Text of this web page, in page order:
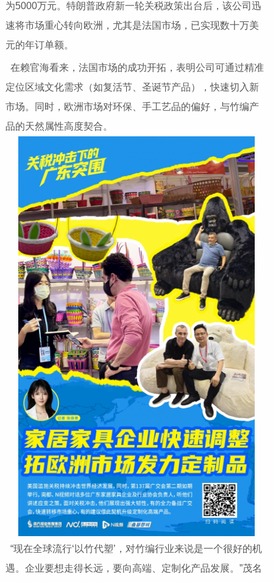
为5000万元。特朗普政府新一轮关税政策出台后，该公司迅
速将市场重心转向欧洲，尤其是法国市场，已实现数十万美
元的年订单额。
在赖官海看来，法国市场的成功开拓，表明公司可通过精准
定位区域文化需求（如复活节、圣诞节产品），快速切入新
市场。同时，欧洲市场对环保、手工艺品的偏好，与竹编产
品的天然属性高度契合。
“现在全球流行‘以竹代塑’，对竹编行业来说是一个很好的机
遇。企业要想走得长远，要向高端、定制化产品发展。”茂名